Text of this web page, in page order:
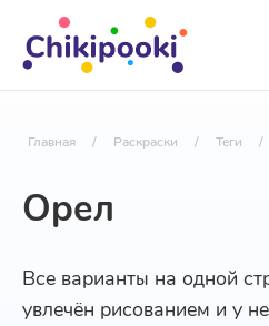
Главная / Раскраски / Теги /
Орел
Все варианты на одной
увлечён рисованием и у